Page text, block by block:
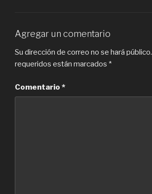
Agregar un comentario
Su dirección de correo no se hará público.
requeridos están marcados *
Comentario *